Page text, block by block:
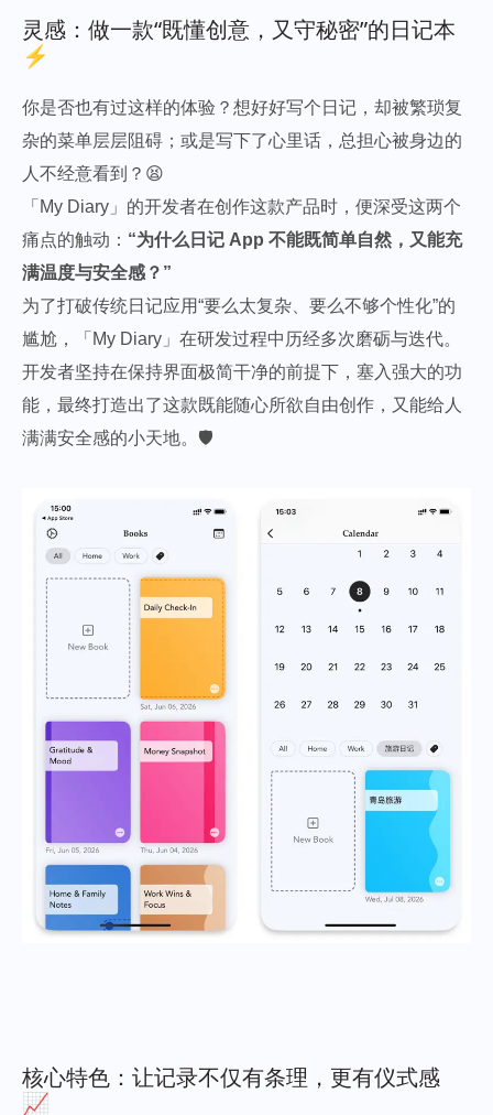
灵感：做一款“既懂创意，又守秘密”的日记本
⚡️
你是否也有过这样的体验？想好好写个日记，却被繁琐复
杂的菜单层层阻碍；或是写下了心里话，总担心被身边的
人不经意看到？😫
「My Diary」的开发者在创作这款产品时，便深受这两个
痛点的触动： “为什么日记 App 不能既简单自然，又能充
满温度与安全感？”
为了打破传统日记应用“要么太复杂、要么不够个性化”的
尴尬，「My Diary」在研发过程中历经多次磨砺与迭代。
开发者坚持在保持界面极简干净的前提下，塞入强大的功
能，最终打造出了这款既能随心所欲自由创作，又能给人
满满安全感的小天地。🛡️
核心特色：让记录不仅有条理，更有仪式感
📈